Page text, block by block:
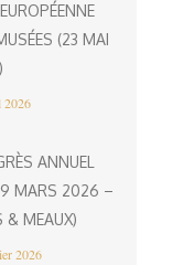
(23 MAI
2026
ANNUEL
MARS 2026 –
& MEAUX)
2026